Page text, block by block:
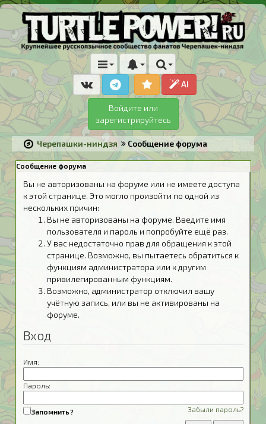
AI
Войдите или
зарегистрируйтесь
Черепашки-ниндзя Сообщение форума
Сообщение форума
Вы не авторизованы на форуме или не имеете доступа
к этой странице. Это могло произойти по одной из
нескольких причин:
Вы не авторизованы на форуме. Введите имя
пользователя и пароль и попробуйте ещё раз.
У вас недостаточно прав для обращения к этой
странице. Возможно, вы пытаетесь обратиться к
функциям администратора или к другим
привилегированным функциям.
Возможно, администратор отключил вашу
учётную запись, или вы не активированы на
форуме.
Вход
Имя:
Пароль:
Забыли пароль?
Запомнить?